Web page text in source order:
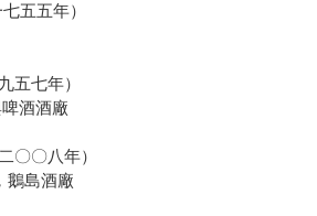
五五年）
五七年）
酒酒廠
〇〇八年）
鵝島酒廠